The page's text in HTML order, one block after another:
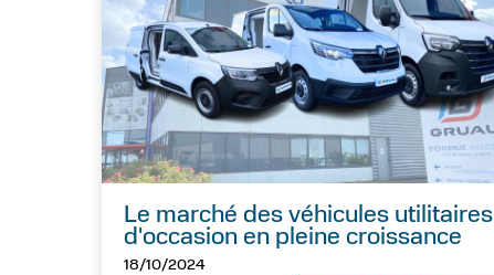
Le marché des véhicules utilitaires
d'occasion en pleine croissance
18/10/2024